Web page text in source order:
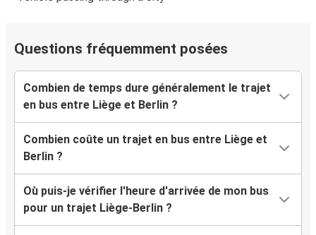
Questions fréquemment posées
Combien de temps dure généralement le trajet
en bus entre Liège et Berlin ?
Combien coûte un trajet en bus entre Liège et
Berlin ?
Où puis-je vérifier l'heure d'arrivée de mon bus
pour un trajet Liège-Berlin ?